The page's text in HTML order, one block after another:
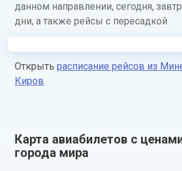
данном направлении, сегодня,
дни, а также рейсы с пересадкой.
Открыть расписание рейсов из
Киров
Карта авиабилетов с
города мира